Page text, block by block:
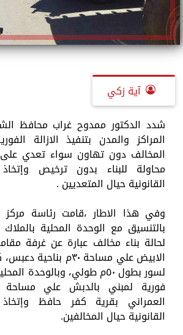
آية زكي
شدد الدكتور ممدوح غراب محافظ
المراكز والمدن بتنفيذ الازالة
المخالف دون تهاون سواء تعدي على
محاولة للبناء بدون ترخيص
القانونية حيال المتعديين .
وفي هذا الاطار ،قامت رئاسة مركز
بالتنسيق مع الوحدة المحلية
لحالة بناء مخالف عبارة عن غرفة
الابيض علي مساحة ٣٠م
لسور بطول ٥٠م طولي، وبالوحدة
العمراني بقرية كفر حافظ وإتخاذ
القانونية حيال المخالفين.